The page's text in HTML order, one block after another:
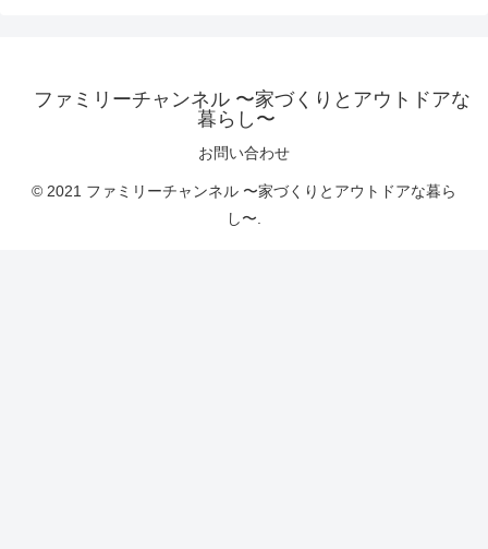
ファミリーチャンネル 〜家づくりとアウトドアな
暮らし〜
お問い合わせ
© 2021 ファミリーチャンネル 〜家づくりとアウトドアな暮ら
し〜.